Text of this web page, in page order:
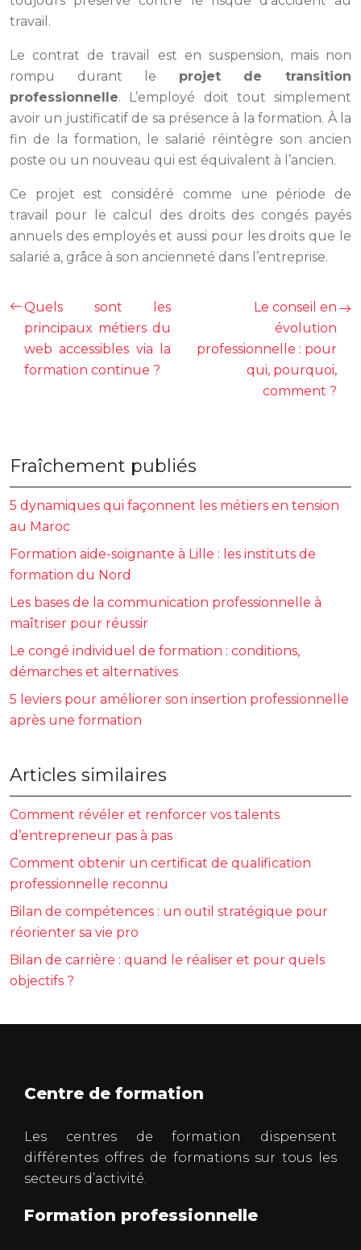
travail.
Le contrat de travail est en suspension, mais non
rompu durant le projet de transition
professionnelle. L’employé doit tout simplement
avoir un justificatif de sa présence à la formation. À la
fin de la formation, le salarié réintègre son ancien
poste ou un nouveau qui est équivalent à l’ancien.
Ce projet est considéré comme une période de
travail pour le calcul des droits des congés payés
annuels des employés et aussi pour les droits que le
salarié a, grâce à son ancienneté dans l’entreprise.
Quels sont les
principaux métiers du
web accessibles via la
formation continue ?
Le conseil en
évolution
professionnelle : pour
qui, pourquoi,
comment ?
Fraîchement publiés
5 dynamiques qui façonnent les métiers en tension
au Maroc
Formation aide-soignante à Lille : les instituts de
formation du Nord
Les bases de la communication professionnelle à
maîtriser pour réussir
Le congé individuel de formation : conditions,
démarches et alternatives
5 leviers pour améliorer son insertion professionnelle
après une formation
Articles similaires
Comment révéler et renforcer vos talents
d’entrepreneur pas à pas
Comment obtenir un certificat de qualification
professionnelle reconnu
Bilan de compétences : un outil stratégique pour
réorienter sa vie pro
Bilan de carrière : quand le réaliser et pour quels
objectifs ?
Centre de formation
Les centres de formation dispensent
différentes offres de formations sur tous les
secteurs d’activité.
Formation professionnelle